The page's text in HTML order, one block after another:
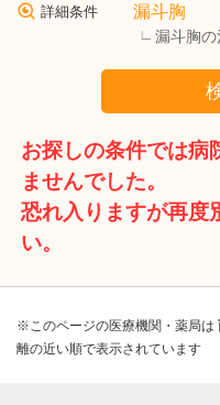
詳細条件 漏斗胸
漏斗胸
お探しの条件では病
ませんでした。
恐れ入りますが再度
い。
※このページの医療機関・薬局は
離の近い順で表示されています